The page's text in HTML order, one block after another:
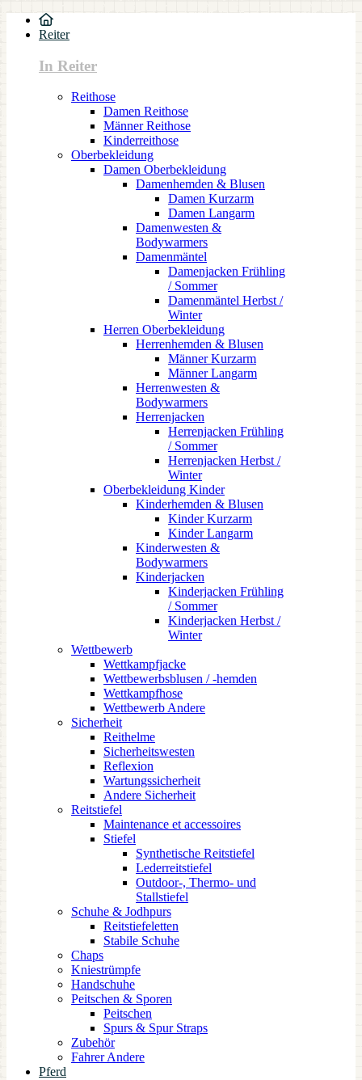
Reiter
In Reiter
Reithose
Damen Reithose
Männer Reithose
Kinderreithose
Oberbekleidung
Damen Oberbekleidung
Damenhemden & Blusen
Damen Kurzarm
Damen Langarm
Damenwesten &
Bodywarmers
Damenmäntel
Damenjacken Frühling
/ Sommer
Damenmäntel Herbst /
Winter
Herren Oberbekleidung
Herrenhemden & Blusen
Männer Kurzarm
Männer Langarm
Herrenwesten &
Bodywarmers
Herrenjacken
Herrenjacken Frühling
/ Sommer
Herrenjacken Herbst /
Winter
Oberbekleidung Kinder
Kinderhemden & Blusen
Kinder Kurzarm
Kinder Langarm
Kinderwesten &
Bodywarmers
Kinderjacken
Kinderjacken Frühling
/ Sommer
Kinderjacken Herbst /
Winter
Wettbewerb
Wettkampfjacke
Wettbewerbsblusen / -hemden
Wettkampfhose
Wettbewerb Andere
Sicherheit
Reithelme
Sicherheitswesten
Reflexion
Wartungssicherheit
Andere Sicherheit
Reitstiefel
Maintenance et accessoires
Stiefel
Synthetische Reitstiefel
Lederreitstiefel
Outdoor-, Thermo- und
Stallstiefel
Schuhe & Jodhpurs
Reitstiefeletten
Stabile Schuhe
Chaps
Kniestrümpfe
Handschuhe
Peitschen & Sporen
Peitschen
Spurs & Spur Straps
Zubehör
Fahrer Andere
Pferd